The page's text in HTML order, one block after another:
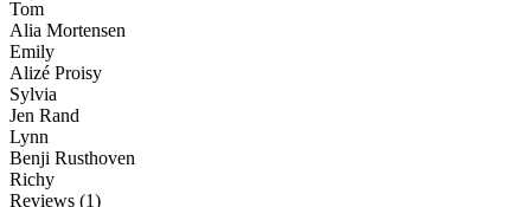
Tom
Alia Mortensen
Emily
Alizé Proisy
Sylvia
Jen Rand
Lynn
Benji Rusthoven
Richy
Reviews (1)